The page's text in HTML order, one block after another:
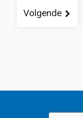
Volgende